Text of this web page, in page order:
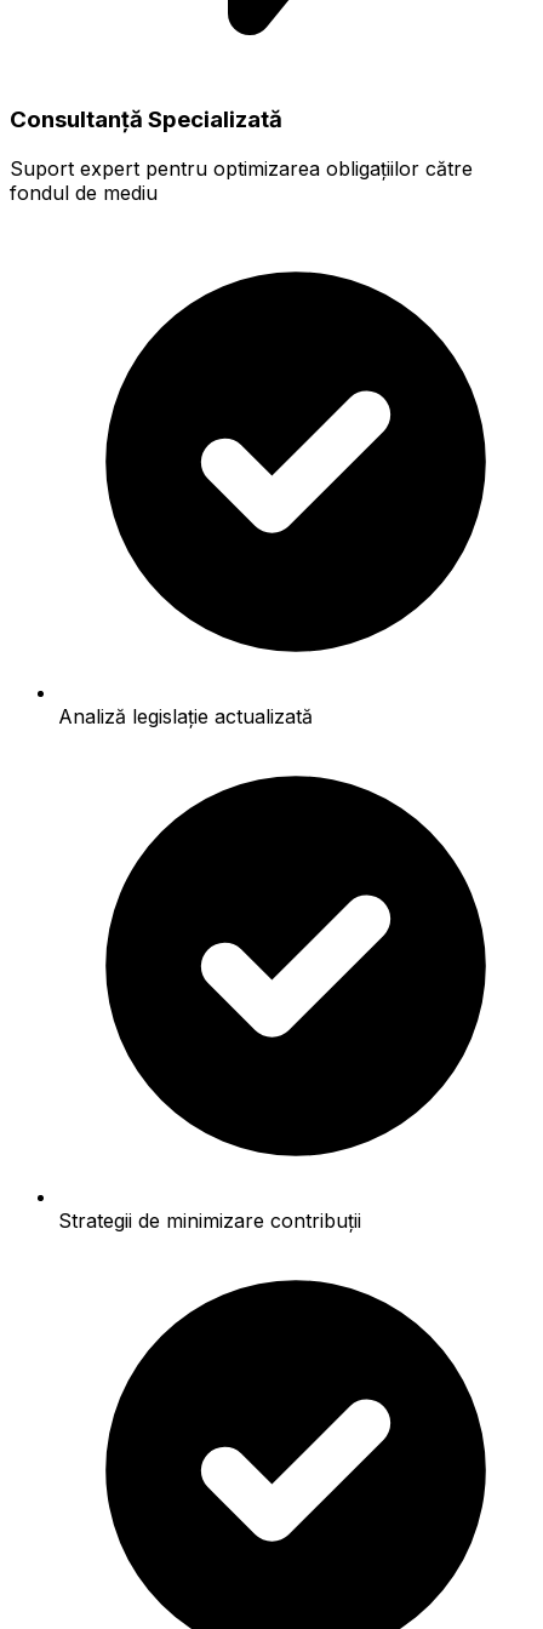
Consultanță Specializată
Suport expert pentru optimizarea obligațiilor către
fondul de mediu
Analiză legislație actualizată
Strategii de minimizare contribuții